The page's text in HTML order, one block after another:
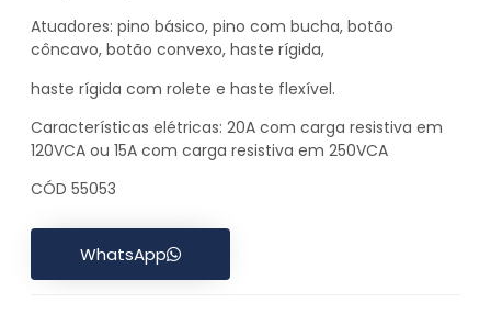
Atuadores: pino básico, pino com bucha, botão
côncavo, botão convexo, haste rígida,
haste rígida com rolete e haste flexível.
Características elétricas: 20A com carga resistiva em
120VCA ou 15A com carga resistiva em 250VCA
CÓD 55053
WhatsApp